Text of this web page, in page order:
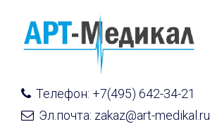
Телефон: +7(495) 642-34-21
Эл.почта: zakaz@art-medikal.ru